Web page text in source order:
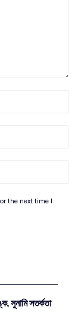
the next time I
সুনামি সতর্কতা